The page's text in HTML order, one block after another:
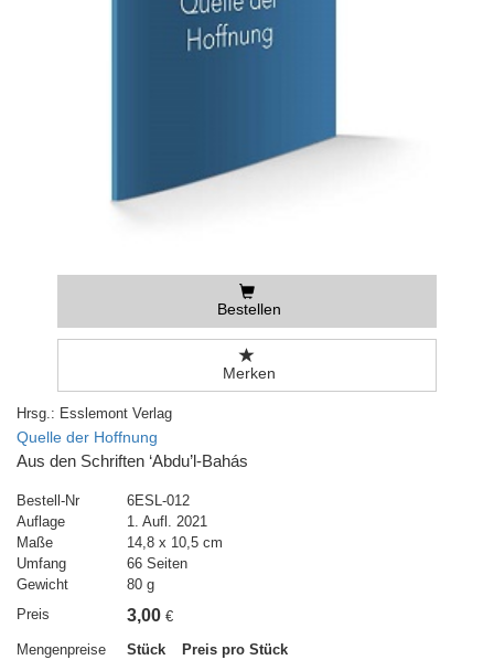
Bestellen
Merken
Hrsg.: Esslemont Verlag
Quelle der Hoffnung
Aus den Schriften ‘Abdu’l-Bahás
Bestell-Nr
6ESL-012
Auflage
1. Aufl. 2021
Maße
14,8 x 10,5 cm
Umfang
66 Seiten
Gewicht
80 g
Preis
3,00 €
Mengenpreise
Stück
Preis pro Stück